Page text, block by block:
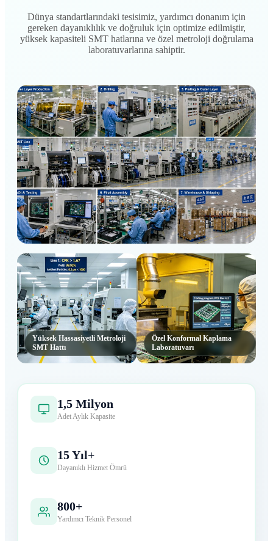
Dünya standartlarındaki tesisimiz, yardımcı donanım için
gereken dayanıklılık ve doğruluk için optimize edilmiştir,
yüksek kapasiteli SMT hatlarına ve özel metroloji doğrulama
laboratuvarlarına sahiptir.
Ana Hizmet Teknik Katı
Yüksek Hassasiyetli Metroloji
SMT Hattı
Özel Konformal Kaplama
Laboratuvarı
1,5 Milyon
Adet Aylık Kapasite
15 Yıl+
Dayanıklı Hizmet Ömrü
800+
Yardımcı Teknik Personel